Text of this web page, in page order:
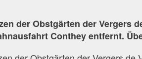
der Obstgärten der Vergers
Conthey entfernt.